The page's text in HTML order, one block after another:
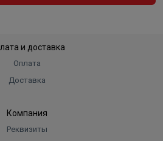
и доставка
Оплата
Доставка
Компания
Реквизиты